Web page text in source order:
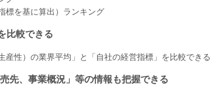
標を基に算出）ランキング
比較できる
産性）の業界平均」と「自社の経営指標」を比較できる
先、事業概況」等の情報も把握できる